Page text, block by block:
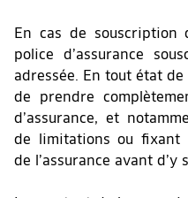
En cas de souscription
police d’assurance
adressée. En tout état
de prendre
d’assurance, et
de limitations ou fixant
de l’assurance avant d’y